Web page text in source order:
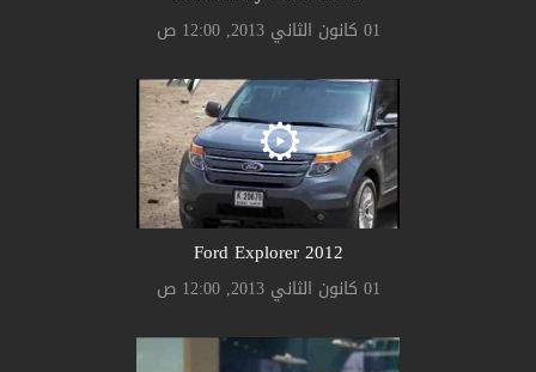
01 كانون الثاني 2013, 12:00 ص
2012 Ford Explorer
01 كانون الثاني 2013, 12:00 ص